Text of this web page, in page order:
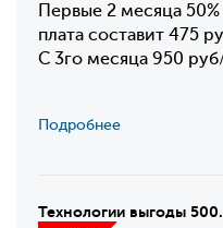
Первые 2 месяца
плата составит 475
С 3го месяца 950
Подробнее
Технологии выгоды